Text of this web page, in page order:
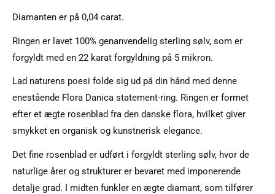
Diamanten er på 0,04 carat.
Ringen er lavet 100% genanvendelig sterling sølv, som er
forgyldt med en 22 karat forgyldning på 5 mikron.
Lad naturens poesi folde sig ud på din hånd med denne
enestående Flora Danica statement-ring. Ringen er formet
efter et ægte rosenblad fra den danske flora, hvilket giver
smykket en organisk og kunstnerisk elegance.
Det fine rosenblad er udført i forgyldt sterling sølv, hvor de
naturlige årer og strukturer er bevaret med imponerende
detalje grad. I midten funkler en ægte diamant, som tilfører